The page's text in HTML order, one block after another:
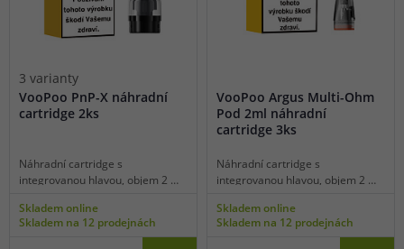
Řady DRAG a Argus MT/XT nabízejí plnohodnotnou
regulaci výkonu, různé režimy vapování a další
Nejoblíbenější modely značky
VooPoo
Kompaktní pod systém s technologií iCOSM Code 2.0 pro
3 varianty
VooPoo PnP-X náhradní
cartridge 2ks
Náhradní cartridge s
integrovanou hlavou, objem 2 ml,
ohm, mesh pletivo, boční plnění,
vhodné pro MTL/DL vaping, 2ks v
Skladem online
Skladem na 12 prodejnách
VooPoo Argus Multi-Ohm
Pod 2ml náhradní
cartridge 3ks
Náhradní cartridge s
integrovanou hlavou, objem 2 ml,
ohm a 0,7 ohm a 1,0 ohm, mesh
pletivo, boční plnění, vhodné pro
Skladem online
Skladem na 12 prodejnách